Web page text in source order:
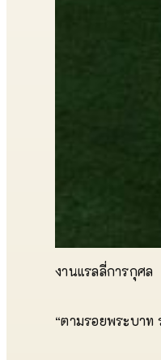
งานแรลลี่การกุศล
“ตามรอยพระบาท